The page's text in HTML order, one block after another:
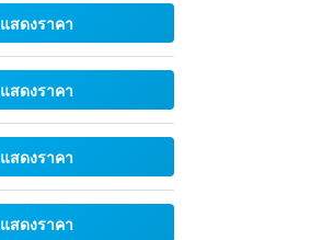
แสดงราคา
แสดงราคา
แสดงราคา
แสดงราคา